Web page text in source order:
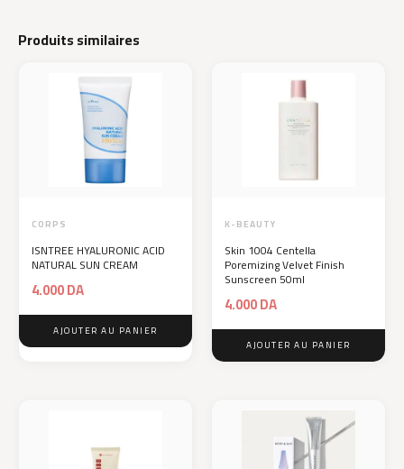
Produits similaires
CORPS
ISNTREE HYALURONIC ACID
NATURAL SUN CREAM
4.000DA
AJOUTER AU PANIER
K-BEAUTY
Skin 1004 Centella
Poremizing Velvet Finish
Sunscreen 50ml
4.000DA
AJOUTER AU PANIER